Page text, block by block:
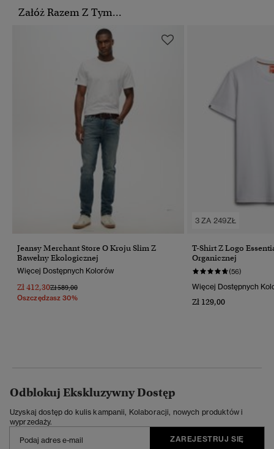
Załóż Razem Z Tym...
Jeansy Merchant Store O Kroju Slim Z
Bawełny Ekologicznej
Więcej Dostępnych Kolorów
Zł 412,30Cena Obniżona Od
Zł 589,00Do
Oszczędzasz 30%
3 ZA 249ZŁ
T-Shirt Z Logo
Organicznej
(56)
Więcej Dostępnych
Zł 129,00
Odblokuj Ekskluzywny Dostęp
Uzyskaj dostęp do kulis kampanii, Kolaboracji, nowych produktów i
wyprzedaży.
ZAREJESTRUJ SIĘ